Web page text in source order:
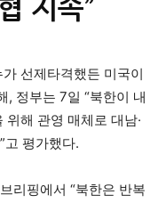
지속”
선제타격했든 미국이
, 정부는 7일 “북한이 내
해 관영 매체로 대남·
고 평가했다.
리핑에서 “북한은 반복